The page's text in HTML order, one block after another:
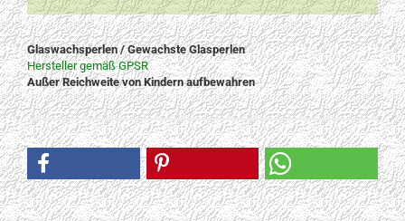
Glaswachsperlen / Gewachste Glasperlen
Hersteller gemäß GPSR
Außer Reichweite von Kindern aufbewahren